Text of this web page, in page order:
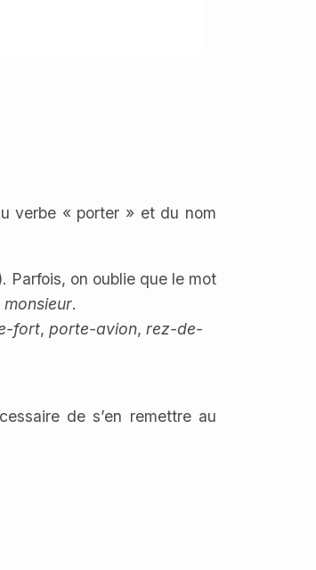
verbe « porter » et du nom
Parfois, on oublie que le mot
monsieur.
fort, porte-avion, rez-de-
de s’en remettre au